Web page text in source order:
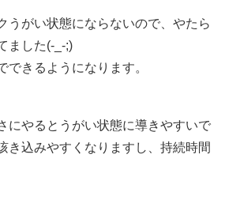
うがい状態にならないので、やたら
ました(-_-;)
できるようになります。
にやるとうがい状態に導きやすいで
き込みやすくなりますし、持続時間